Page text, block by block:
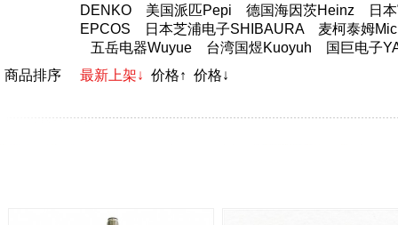
DENKO
美国派匹Pepi 德国海因茨Heinz
日
EPCOS
日本芝浦电子SHIBAURA
麦柯泰姆
五岳电器Wuyue
台湾国煜Kuoyuh
国巨电子
商品排序
最新上架↓ 价格↑ 价格↓